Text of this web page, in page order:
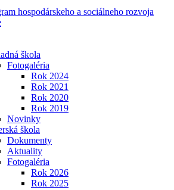
hospodárskeho a sociálneho rozvoja
škola
Fotogaléria
Rok 2024
Rok 2021
Rok 2020
Rok 2019
Novinky
škola
Dokumenty
Aktuality
Fotogaléria
Rok 2026
Rok 2025